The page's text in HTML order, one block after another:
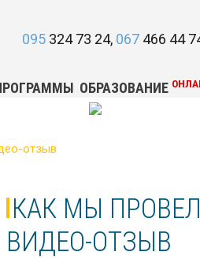
095 324 73 24 067 466 44
ОБРАЗОВАНИЕ
отзыв
КАК МЫ
ВИДЕО-ОТЗЫВ